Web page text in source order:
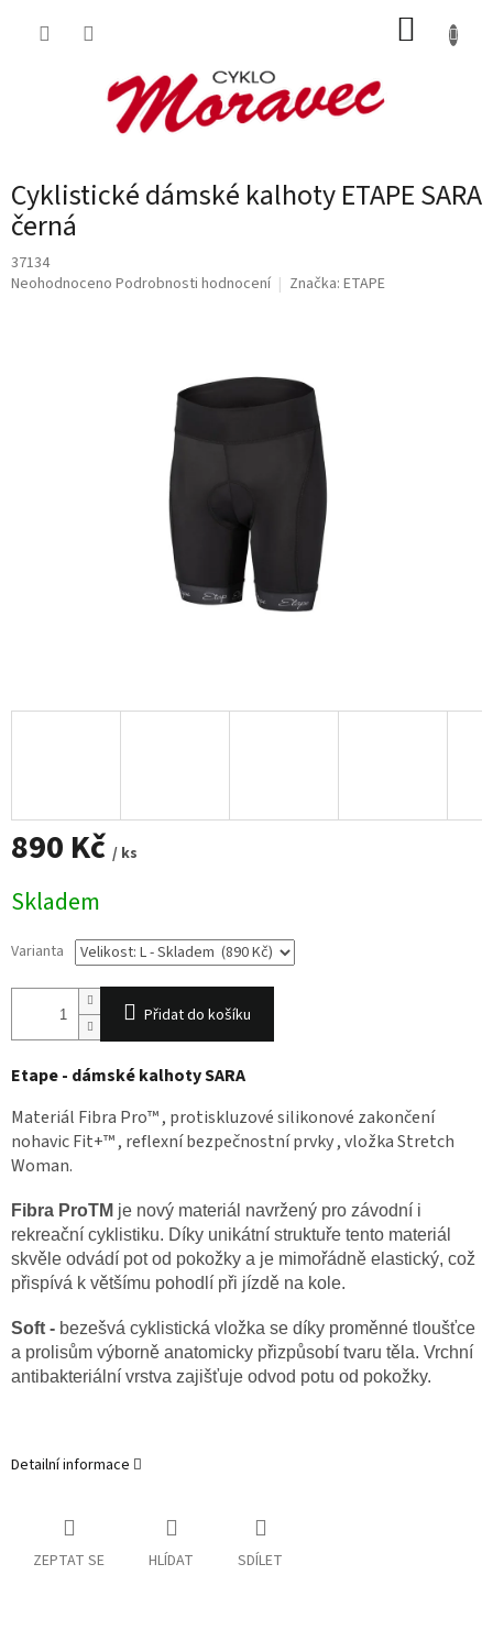
Cyklistické dámské kalhoty ETAPE SARA
černá
37134
Průměrné
Neohodnoceno Podrobnosti hodnocení Značka: ETAPE
890 Kč / ks
cena:
Skladem
Varianta
Přidat do košíku
Etape - dámské kalhoty SARA
Materiál Fibra Pro™ , protiskluzové silikonové zakončení
nohavic Fit+™ , reflexní bezpečnostní prvky , vložka Stretch
Woman.
Fibra ProTM je nový materiál navržený pro závodní i
rekreační cyklistiku. Díky unikátní struktuře tento materiál
skvěle odvádí pot od pokožky a je mimořádně elastický, což
přispívá k většímu pohodlí při jízdě na kole.
Soft - bezešvá cyklistická vložka se díky proměnné tloušťce
a prolisům výborně anatomicky přizpůsobí tvaru těla. Vrchní
antibakteriální vrstva zajišťuje odvod potu od pokožky.
Detailní informace
ZEPTAT SE HLÍDAT SDÍLET